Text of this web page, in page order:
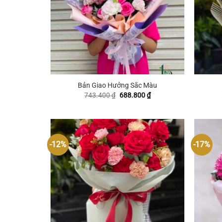
+
Bản Giao Hưởng Sắc Màu
743.400₫ Giá
688.800₫Giá
688.800 ₫.
-12% -17%